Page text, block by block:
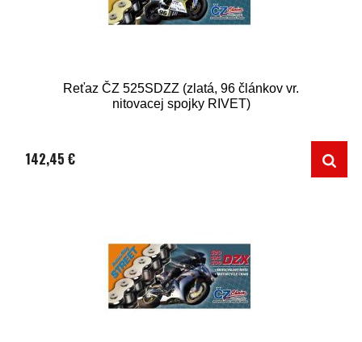
Reťaz ČZ 525SDZZ (zlatá, 96 článkov vr.
nitovacej spojky RIVET)
142,45 €